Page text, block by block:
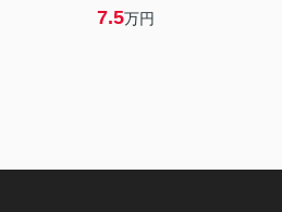
7.5万円